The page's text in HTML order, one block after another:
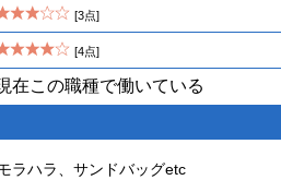
[3点]
[4点]
在この職種で働いている
ラハラ、サンドバッグetc